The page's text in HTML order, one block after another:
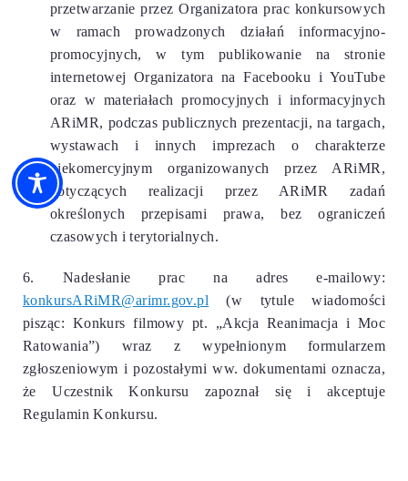
przetwarzanie przez Organizatora prac konkursowych
w ramach prowadzonych działań informacyjno-
promocyjnych, w tym publikowanie na stronie
internetowej Organizatora na Facebooku i YouTube
oraz w materiałach promocyjnych i informacyjnych
ARiMR, podczas publicznych prezentacji, na targach,
wystawach i innych imprezach o charakterze
niekomercyjnym organizowanych przez ARiMR,
dotyczących realizacji przez ARiMR zadań
określonych przepisami prawa, bez ograniczeń
czasowych i terytorialnych.
6. Nadesłanie prac na adres e-mailowy:
konkursARiMR@arimr.gov.pl (w tytule wiadomości
pisząc: Konkurs filmowy pt. „Akcja Reanimacja i Moc
Ratowania”) wraz z wypełnionym formularzem
zgłoszeniowym i pozostałymi ww. dokumentami oznacza,
że Uczestnik Konkursu zapoznał się i akceptuje
Regulamin Konkursu.